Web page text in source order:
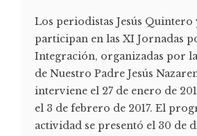
Los periodistas Jesús Quintero
participan en las XI Jornadas
Integración, organizadas por
de Nuestro Padre Jesús
interviene el 27 de enero de
el 3 de febrero de 2017. El
actividad se presentó el 30 de